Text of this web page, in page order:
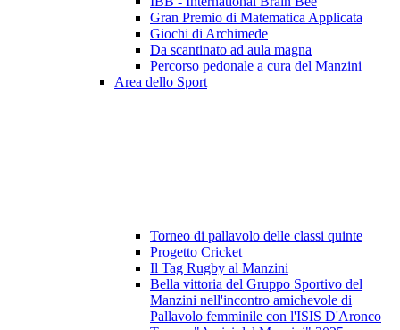
Gran Premio di Matematica Applicata
Giochi di Archimede
Da scantinato ad aula magna
Percorso pedonale a cura del Manzini
Area dello Sport
Torneo di pallavolo delle classi quinte
Progetto Cricket
Il Tag Rugby al Manzini
Bella vittoria del Gruppo Sportivo del
Manzini nell'incontro amichevole di
Pallavolo femminile con l'ISIS D'Aronco